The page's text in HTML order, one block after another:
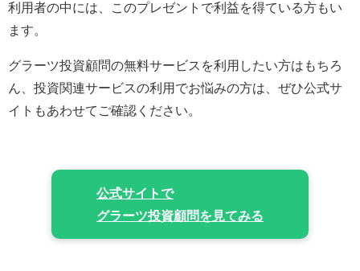
利用者の中には、このプレゼントで利益を得ている方もい
ます。
グラーツ投資顧問の無料サービスを利用したい方はもちろ
ん、投資関連サービスの利用でお悩みの方は、ぜひ公式サ
イトもあわせてご確認ください。
公式サイトで
グラーツ投資顧問を見てみる